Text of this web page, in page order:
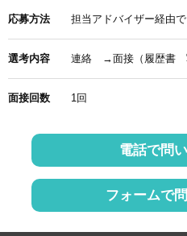
応募方法 担当アドバイザー経由
選考内容 連絡 →面接（履歴書
面接回数 1回
電話で問
フォームで